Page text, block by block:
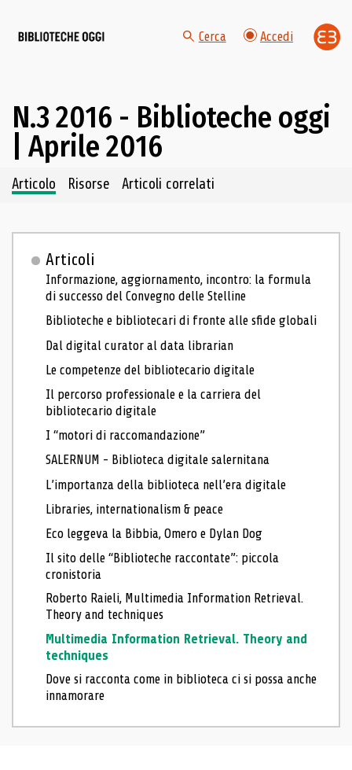
Cerca Accedi
N.3 2016 - Biblioteche oggi
| Aprile 2016
Navigazione dei contenuti del fascicolo
Articolo Risorse Articoli correlati
Articoli
Informazione, aggiornamento, incontro: la formula
di successo del Convegno delle Stelline
Biblioteche e bibliotecari di fronte alle sfide globali
Dal digital curator al data librarian
Le competenze del bibliotecario digitale
Il percorso professionale e la carriera del
bibliotecario digitale
I “motori di raccomandazione”
SALERNUM - Biblioteca digitale salernitana
L’importanza della biblioteca nell’era digitale
Libraries, internationalism & peace
Eco leggeva la Bibbia, Omero e Dylan Dog
Il sito delle “Biblioteche raccontate”: piccola
cronistoria
Roberto Raieli, Multimedia Information Retrieval.
Theory and techniques
Multimedia Information Retrieval. Theory and
techniques
Dove si racconta come in biblioteca ci si possa anche
innamorare